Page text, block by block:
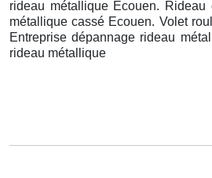
rideau métallique Ecouen.
métallique cassé Ecouen. Volet
Entreprise dépannage rideau
rideau métallique